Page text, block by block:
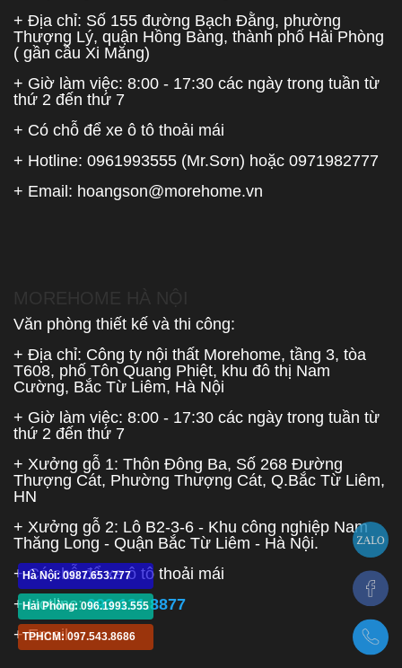
Hà Nội: 0987.653.777
Hải Phòng: 096.1993.555
TPHCM: 097.543.8686
+ Địa chỉ: Số 155 đường Bạch Đằng, phường
Thượng Lý, quận Hồng Bàng, thành phố Hải Phòng
( gần cầu Xi Măng)
+ Giờ làm việc: 8:00 - 17:30 các ngày trong tuần từ
thứ 2 đến thứ 7
+ Có chỗ để xe ô tô thoải mái
+ Hotline: 0961993555 (Mr.Sơn) hoặc 0971982777
+ Email: hoangson@morehome.vn
Văn phòng thiết kế và thi công:
+ Địa chỉ: Công ty nội thất Morehome, tầng 3, tòa
T608, phố Tôn Quang Phiệt, khu đô thị Nam
Cường, Bắc Từ Liêm, Hà Nội
+ Giờ làm việc: 8:00 - 17:30 các ngày trong tuần từ
thứ 2 đến thứ 7
+ Xưởng gỗ 1: Thôn Đông Ba, Số 268 Đường
Thượng Cát, Phường Thượng Cát, Q.Bắc Từ Liêm,
HN
+ Xưởng gỗ 2: Lô B2-3-6 - Khu công nghiệp Nam
Thăng Long - Quận Bắc Từ Liêm - Hà Nội.
+ Có chỗ để xe ô tô thoải mái
+ Hotline:093.131.8877
+ Email: